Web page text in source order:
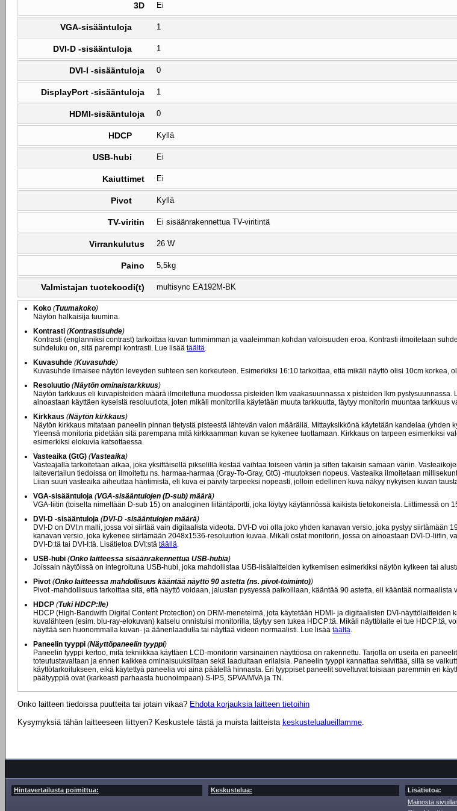
3D Ei
VGA-sisääntuloja 1
DVI-D -sisääntuloja 1
DVI-I -sisääntuloja 0
DisplayPort -sisääntuloja 1
HDMI-sisääntuloja 0
HDCP Kyllä
USB-hubi Ei
Kaiuttimet Ei
Pivot Kyllä
TV-viritin Ei sisäänrakennettua TV-viritintä
Virrankulutus 26 W
Paino 5,5kg
Valmistajan tuotekoodi(t) multisync EA192M-BK
Koko (Tuumakoko)
Näytön halkaisija tuumina.
Kontrasti (Kontrastisuhde)
Kontrasti (englanniksi contrast) tarkoittaa kuvan tummimman ja vaaleimman kohdan valoisuuden eroa. Kontrasti ilmoitetaan
suhdeluku on, sitä parempi kontrasti. Lue lisää täältä.
Kuvasuhde (Kuvasuhde)
Kuvasuhde ilmaisee näytön leveyden suhteen sen korkeuteen. Esimerkiksi 16:10 tarkoittaa, että mikäli näyttö olisi 10cm korkea,
Resoluutio (Näytön ominaistarkkuus)
Näytön tarkkuus eli kuvapisteiden määrä ilmoitettuna muodossa pisteiden lkm vaakasuunnassa x pisteiden lkm pystysuunnassa.
ainoastaan käyttäen kyseistä resoluutiota, joten mikäli monitorilla käytetään muuta tarkkuutta, täytyy monitorin muuntaa tarkkuus
Kirkkaus (Näytön kirkkaus)
Näytön kirkkaus mitataan paneelin pinnan tietystä pisteestä lähtevän valon määrällä. Mittayksikkönä käytetään kandelaa (yhden
Yleensä monitoria pidetään sitä parempana mitä kirkkaamman kuvan se kykenee tuottamaan. Kirkkaus on tarpeen esimerkiksi
esimerkiksi elokuvia katsottaessa.
Vasteaika (GtG) (Vasteaika)
Vasteajalla tarkoitetaan aikaa, joka yksittäisellä pikselillä kestää vaihtaa toiseen väriin ja sitten takaisin samaan väriin.
laitevertailun tiedoissa on ilmoitettu ns. harmaa-harmaa (Gray-To-Gray, GtG) -muutoksen nopeus. Vasteaika ilmoitetaan
Liian suuri vasteaika aiheuttaa häntimistä, eli kuva ei päivity tarpeeksi nopeasti, jolloin edellinen kuva näkyy nykyisen kuvan
VGA-sisääntuloja (VGA-sisääntulojen (D-sub) määrä)
VGA-liitin (toiselta nimeltään D-sub 15) on analoginen liitäntäportti, joka löytyy käytännössä kaikista tietokoneista. Liittimessä on
DVI-D -sisääntuloja (DVI-D -sisääntulojen määrä)
DVI-D on DVI:n malli, jossa voi siirtää vain digitaalista videota. DVI-D voi olla joko yhden kanavan versio, joka pystyy siirtämään
kanavan versio, joka kykenee siirtämään 2048x1536-resoluution kuvaa. Mikäli ostat monitorin, jossa on ainoastaan DVI-D-liitin,
DVI-D:tä tai DVI-I:tä. Lisätietoa DVI:stä täällä.
USB-hubi (Onko laitteessa sisäänrakennettua USB-hubia)
Joissain näytöissä on integroituna USB-hubi, joka mahdollistaa USB-lisälaitteiden kytkemisen esimerkiksi näytön kylkeen tai
Pivot (Onko laitteessa mahdollisuus kääntää näyttö 90 astetta (ns. pivot-toiminto))
Pivot -mahdollisuus tarkoittaa sitä, että näyttö voidaan, jalustan pysyessä paikoillaan, kääntää 90 astetta, eli kääntää normaalista
HDCP (Tuki HDCP:lle)
HDCP (High-Bandwith Digital Content Protection) on DRM-menetelmä, jota käytetään HDMI- ja digitaalisten DVI-näyttölaitteiden
kuvalähteen (esim. blu-ray-elokuvan) katselu onnistuisi monitorilla, täytyy sen tukea HDCP:tä. Mikäli näyttölaite ei tue HDCP:tä,
näyttää sen huonommalla kuvan- ja äänenlaadulla tai näyttää videon normaalisti. Lue lisää täältä.
Paneelin tyyppi (Näyttöpaneelin tyyppi)
Paneelin tyyppi kertoo, mitä tekniikkaa käyttäen LCD-monitorin varsinainen näyttöosa on rakennettu. Tarjolla on useita eri
toteutustavaltaan ja ennen kaikkea ominaisuuksiltaan sekä laadultaan erilaisia. Paneelin tyyppi kannattaa selvittää, sillä se
käyttötarkoitukseen, eikä käytettyä paneelia voi aina päätellä hinnasta. Eri tyyppiset paneelit soveltuvat toisiaan paremmin eri
päätyyppiä ovat (karkeasti parhaasta huonoimpaan) S-IPS, SPVA/MVA ja TN.
Onko laitteen tiedoissa puutteita tai jotain vikaa? Ehdota korjauksia laitteen tietoihin
Kysymyksiä tähän laitteeseen liittyen? Keskustele tästä ja muista laitteista keskustelualueillamme.
Hintavertailusta poimittua: Keskustelua:
Lisätietoa:
Mainosta